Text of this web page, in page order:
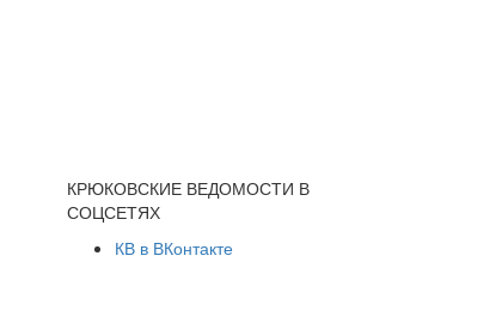
КРЮКОВСКИЕ ВЕДОМОСТИ В
СОЦСЕТЯХ
КВ в ВКонтакте